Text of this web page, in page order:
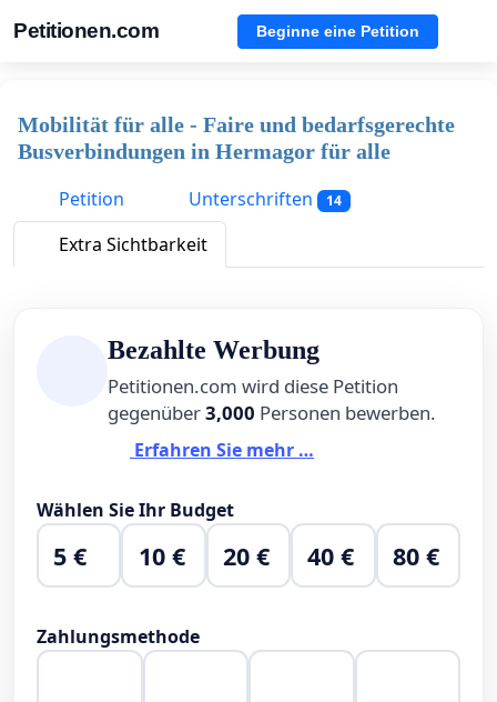
Petitionen.com Beginne eine Petition
Mobilität für alle - Faire und bedarfsgerechte
Busverbindungen in Hermagor für alle
Petition
Unterschriften 14
Extra Sichtbarkeit
Bezahlte Werbung
Petitionen.com wird diese Petition
gegenüber3,000 Personen bewerben.
Erfahren Sie mehr …
Wählen Sie Ihr Budget
5 € 10 € 20 € 40 € 80 €
Zahlungsmethode